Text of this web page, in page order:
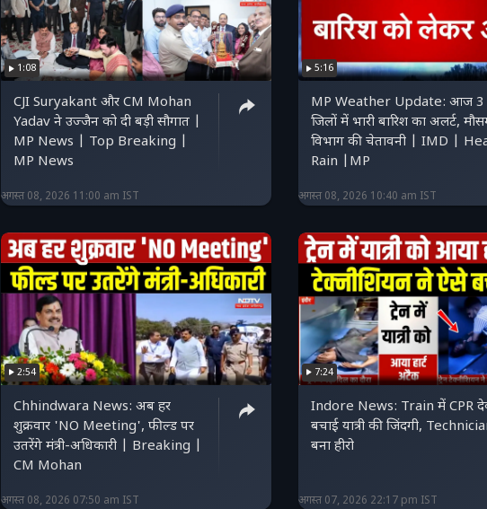
1:08
CJI Suryakant और CM Mohan
Yadav ने उज्जैन को दी बड़ी सौगात |
MP News | Top Breaking |
MP News
अगस्त 08, 2026 11:00 am IST
5:16
MP Weather Update: आज 3
जिलों में भारी बारिश का अलर्ट,
विभाग की चेतावनी | IMD |
Rain |MP
अगस्त 08, 2026 10:40 am IST
2:54
Chhindwara News: अब हर
शुक्रवार 'NO Meeting', फील्ड पर
उतरेंगे मंत्री-अधिकारी | Breaking |
CM Mohan
अगस्त 08, 2026 07:50 am IST
7:24
Indore News: Train में CPR
बचाई यात्री की जिंदगी,
बना हीरो
अगस्त 07, 2026 22:17 pm IST